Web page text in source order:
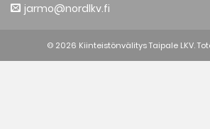
jarmo@nordlkv.fi
© 2026 Kiinteistönvälitys Taipale LKV.